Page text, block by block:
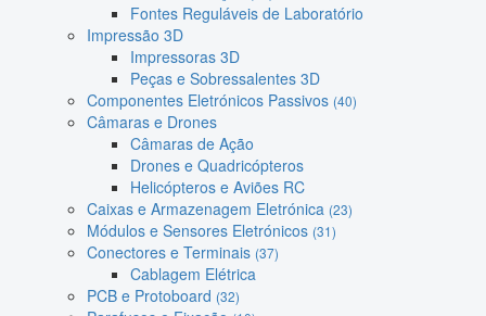
Fontes Reguláveis de Laboratório
Impressão 3D
Impressoras 3D
Peças e Sobressalentes 3D
Componentes Eletrónicos Passivos (40)
Câmaras e Drones
Câmaras de Ação
Drones e Quadricópteros
Helicópteros e Aviões RC
Caixas e Armazenagem Eletrónica (23)
Módulos e Sensores Eletrónicos (31)
Conectores e Terminais (37)
Cablagem Elétrica
PCB e Protoboard (32)